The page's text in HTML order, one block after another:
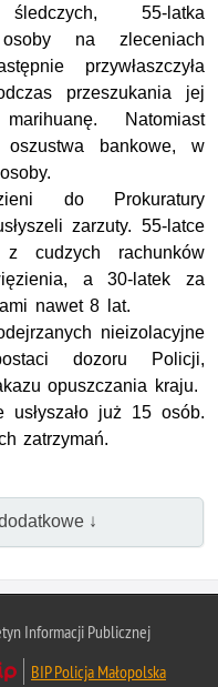
śledczych, 55-latka
na zleceniach
przywłaszczyła
przeszukania jej
marihuanę. Natomiast
bankowe, w
do Prokuratury
zarzuty. 55-latce
cudzych rachunków
a 30-latek za
nawet 8 lat.
nieizolacyjne
dozoru Policji,
opuszczania kraju.
już 15 osób.
zatrzymań.
↓
Informacji Publicznej
BIP Policja Małopolska